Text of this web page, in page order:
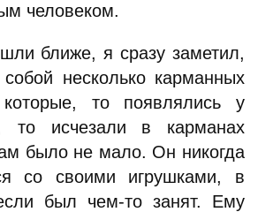
человеком.
ближе, я сразу заметил,
несколько карманных
которые, то появлялись у
то исчезали в карманах
было не мало. Он никогда
со своими игрушками, в
был чем-то занят. Ему